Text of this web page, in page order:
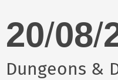
20/08/
Dungeons &